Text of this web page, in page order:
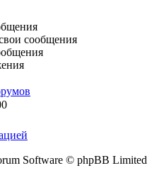
сообщения
Software © phpBB Limited